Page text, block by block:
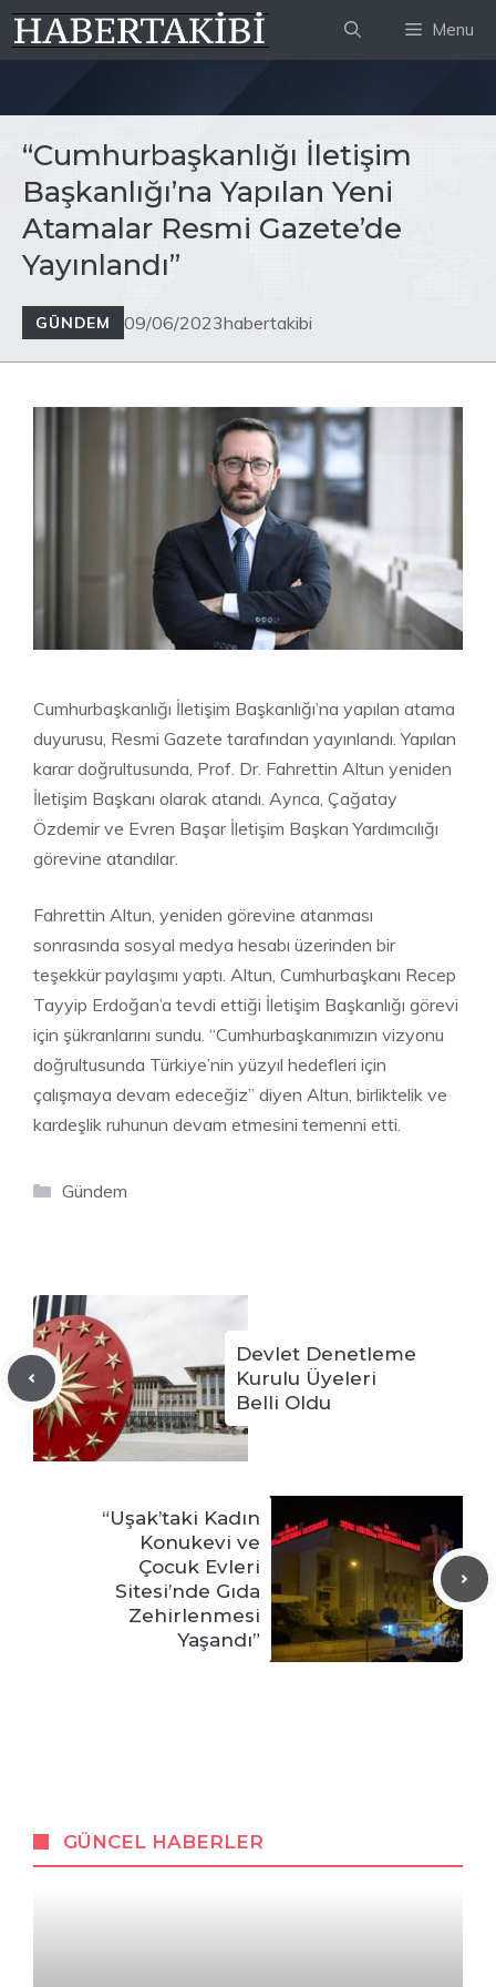
İçeriğe
atla
Menu
“Cumhurbaşkanlığı İletişim
Başkanlığı’na Yapılan Yeni
Atamalar Resmi Gazete’de
Yayınlandı”
GÜNDEM 09/06/2023habertakibi
Cumhurbaşkanlığı İletişim Başkanlığı’na yapılan atama
duyurusu, Resmi Gazete tarafından yayınlandı. Yapılan
karar doğrultusunda, Prof. Dr. Fahrettin Altun yeniden
İletişim Başkanı olarak atandı. Ayrıca, Çağatay
Özdemir ve Evren Başar İletişim Başkan Yardımcılığı
görevine atandılar.
Fahrettin Altun, yeniden görevine atanması
sonrasında sosyal medya hesabı üzerinden bir
teşekkür paylaşımı yaptı. Altun, Cumhurbaşkanı Recep
Tayyip Erdoğan’a tevdi ettiği İletişim Başkanlığı görevi
için şükranlarını sundu. “Cumhurbaşkanımızın vizyonu
doğrultusunda Türkiye’nin yüzyıl hedefleri için
çalışmaya devam edeceğiz” diyen Altun, birliktelik ve
kardeşlik ruhunun devam etmesini temenni etti.
Kategoriler
Gündem
Devlet Denetleme
Kurulu Üyeleri
Belli Oldu
“Uşak’taki Kadın
Konukevi ve
Çocuk Evleri
Sitesi’nde Gıda
Zehirlenmesi
Yaşandı”
GÜNCEL HABERLER